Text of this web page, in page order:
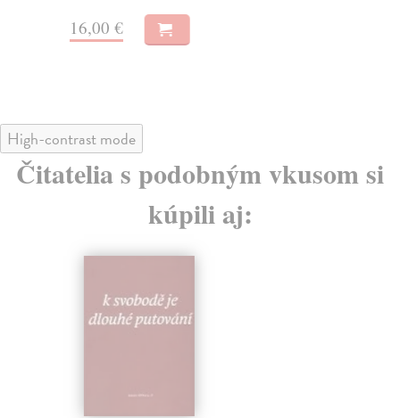
16,00 €
High-contrast mode
Čitatelia s podobným vkusom si
kúpili aj: